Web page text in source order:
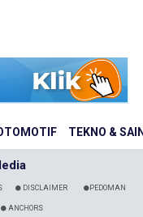
TEKNO &
DISCLAIMER PEDOMAN
ANCHORS